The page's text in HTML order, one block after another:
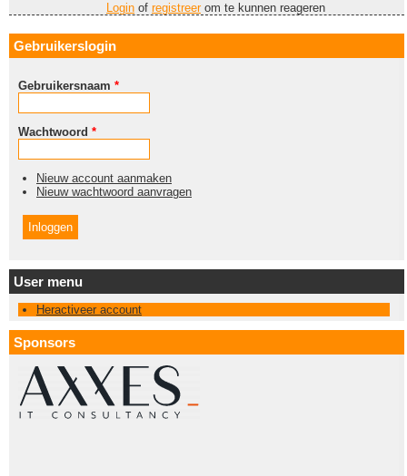
Login of registreerom te kunnen reageren
Gebruikerslogin
Gebruikersnaam *
Wachtwoord *
Nieuw account aanmaken
Nieuw wachtwoord aanvragen
User menu
Heractiveer account
Sponsors